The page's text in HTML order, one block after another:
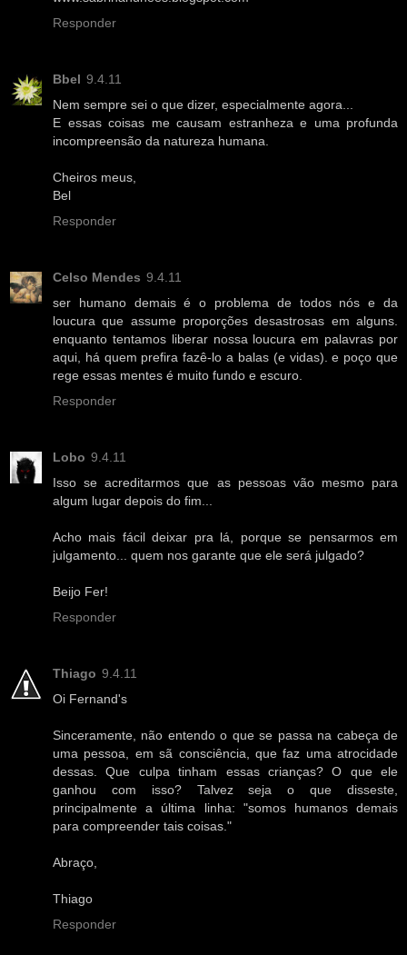
Responder
Bbel 9.4.11
Nem sempre sei o que dizer, especialmente agora...
E essas coisas me causam estranheza e uma profunda
incompreensão da natureza humana.
Cheiros meus,
Bel
Responder
Celso Mendes 9.4.11
ser humano demais é o problema de todos nós e da
loucura que assume proporções desastrosas em alguns.
enquanto tentamos liberar nossa loucura em palavras por
aqui, há quem prefira fazê-lo a balas (e vidas). e poço que
rege essas mentes é muito fundo e escuro.
Responder
Lobo 9.4.11
Isso se acreditarmos que as pessoas vão mesmo para
algum lugar depois do fim...
Acho mais fácil deixar pra lá, porque se pensarmos em
julgamento... quem nos garante que ele será julgado?
Beijo Fer!
Responder
Thiago 9.4.11
Oi Fernand's
Sinceramente, não entendo o que se passa na cabeça de
uma pessoa, em sã consciência, que faz uma atrocidade
dessas. Que culpa tinham essas crianças? O que ele
ganhou com isso? Talvez seja o que disseste,
principalmente a última linha: "somos humanos demais
para compreender tais coisas."
Abraço,
Thiago
Responder